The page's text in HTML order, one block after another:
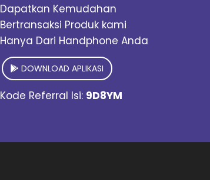
Dapatkan Kemudahan
Bertransaksi Produk kami
Hanya Dari Handphone Anda
DOWNLOAD APLIKASI
Kode Referral Isi: 9D8YM